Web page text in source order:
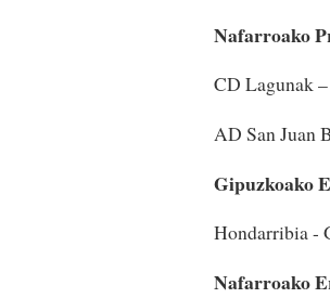
Nafarroako
CD Lagunak
AD San Juan
Gipuzkoako
Hondarribia -
Nafarroako